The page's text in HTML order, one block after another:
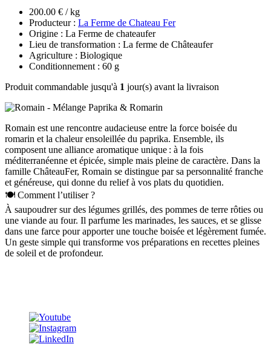
200.00 € / kg
Producteur : La Ferme de Chateau Fer
Origine : La Ferme de chateaufer
Lieu de transformation : La ferme de Châteaufer
Agriculture : Biologique
Conditionnement : 60 g
Produit commandable jusqu'à 1 jour(s) avant la livraison
Romain est une rencontre audacieuse entre la force boisée du
romarin et la chaleur ensoleillée du paprika. Ensemble, ils
composent une alliance aromatique unique : à la fois
méditerranéenne et épicée, simple mais pleine de caractère. Dans la
famille ChâteauFer, Romain se distingue par sa personnalité franche
et généreuse, qui donne du relief à vos plats du quotidien.
🍽 Comment l’utiliser ?
À saupoudrer sur des légumes grillés, des pommes de terre rôties ou
une viande au four. Il parfume les marinades, les sauces, et se glisse
dans une farce pour apporter une touche boisée et légèrement fumée.
Un geste simple qui transforme vos préparations en recettes pleines
de soleil et de profondeur.